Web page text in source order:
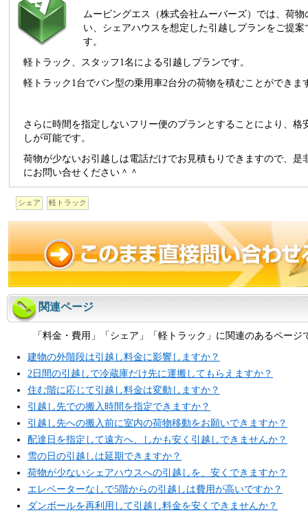
ムービングエス（株式会社ムーバーズ）では、荷物
い、シェアハウスを想定した引越しプランをご提案
す。
軽トラック、スタッフ1名による引越しプランです。
軽トラック1台でバン型の乗用車2台分の荷物を積むことができま
さらに時間を指定しないフリー便のプランとすることにより、格
しが可能です。
荷物が少ないお引越しは電話だけでお見積もりできますので、是
にお問い合せください＾＾
シェア 軽トラック
関連ページ
「料金・費用」「シェア」「軽トラック」に関連のあるページ
建物の外階段は引越し料金に影響しますか？
2日間の引越しで冷蔵庫だけ先に運搬してもらえますか？
住む階に応じて引越し料金は変動しますか？
引越し先での搬入時間を指定できますか？
引越し先への搬入前に室内の荷物移動をお願いできますか？
配達日を指定して遠方へ、しかも安く引越しできませんか？
雪の日の引越しは延期できますか？
荷物が少ないシェアハウスへの引越しを、安くできますか？
エレベーターなしで5階からの引越しは費用が高いですか？
ダンボールを再利用して引越し料金を安くできませんか？